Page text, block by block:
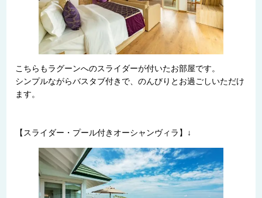
こちらもラグーンへのスライダーが付いたお部屋です。
シンプルながらバスタブ付きで、のんびりとお過ごしいただけ
ます。
【スライダー・プール付きオーシャンヴィラ】↓